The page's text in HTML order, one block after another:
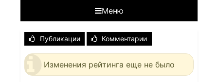
Меню
Публикации Комментарии
Изменения рейтинга еще не было